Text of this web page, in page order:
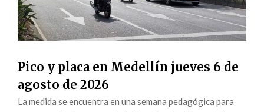
Pico y placa en Medellín jueves 6 de
agosto de 2026
La medida se encuentra en una semana pedagógica para